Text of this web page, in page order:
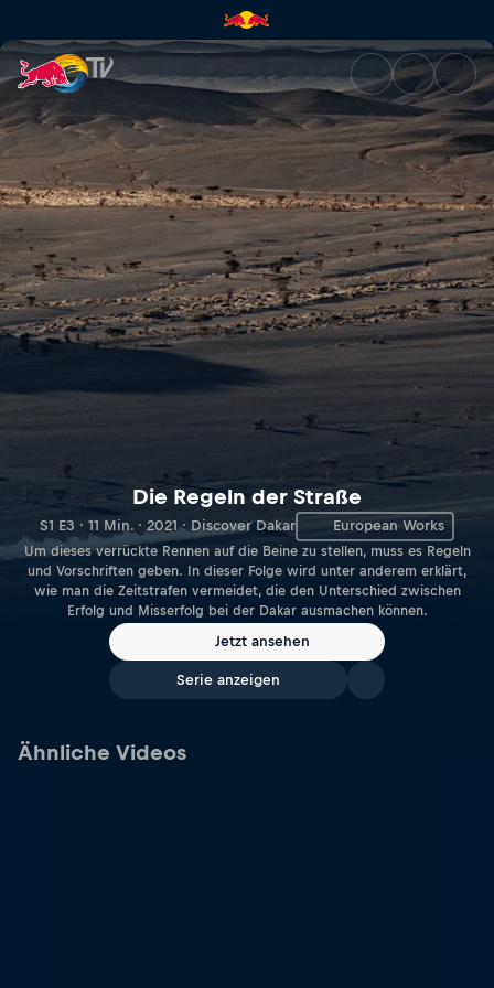
Die Regeln der Straße | Red
Die Regeln der Straße
S1 E3 · 11 Min. · 2021 · Discover Dakar European Works
Um dieses verrückte Rennen auf die Beine zu stellen, muss es Regeln
und Vorschriften geben. In dieser Folge wird unter anderem erklärt,
wie man die Zeitstrafen vermeidet, die den Unterschied zwischen
Erfolg und Misserfolg bei der Dakar ausmachen können.
Jetzt ansehen
Serie anzeigen
Ähnliche Videos